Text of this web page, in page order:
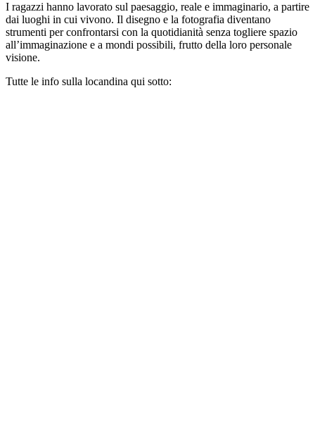
I ragazzi hanno lavorato sul paesaggio, reale e immaginario, a partire
dai luoghi in cui vivono. Il disegno e la fotografia diventano
strumenti per confrontarsi con la quotidianità senza togliere spazio
all’immaginazione e a mondi possibili, frutto della loro personale
visione.
Tutte le info sulla locandina qui sotto: